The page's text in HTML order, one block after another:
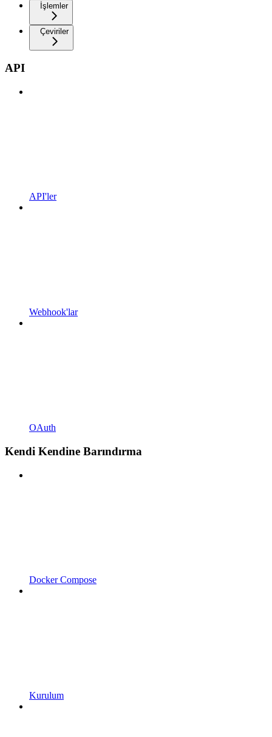
İşlemler
Çeviriler
API
API'ler
Webhook'lar
OAuth
Kendi Kendine Barındırma
Docker Compose
Kurulum